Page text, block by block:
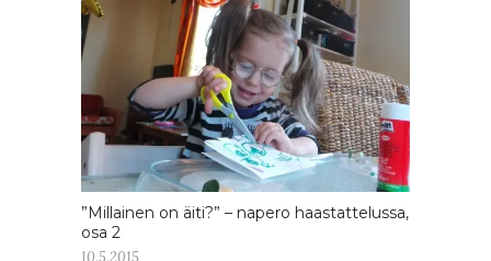
”Millainen on äiti?” – napero haastattelussa,
osa 2
10.5.2015